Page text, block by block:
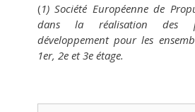
(1) Société Européenne de
dans la réalisation des
développement pour les
1er, 2e et 3e étage.